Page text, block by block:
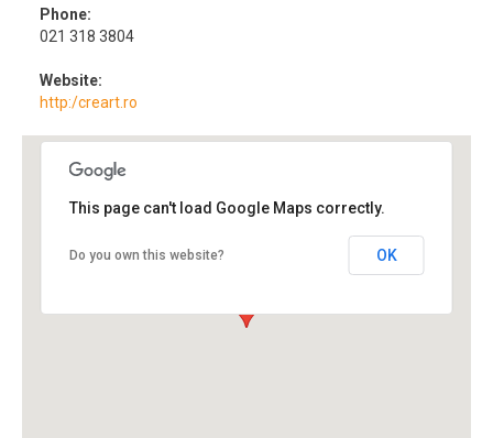
Phone:
021 318 3804
Website:
http:/creart.ro
This page can't load Google Maps correctly.
Do you own this website? OK